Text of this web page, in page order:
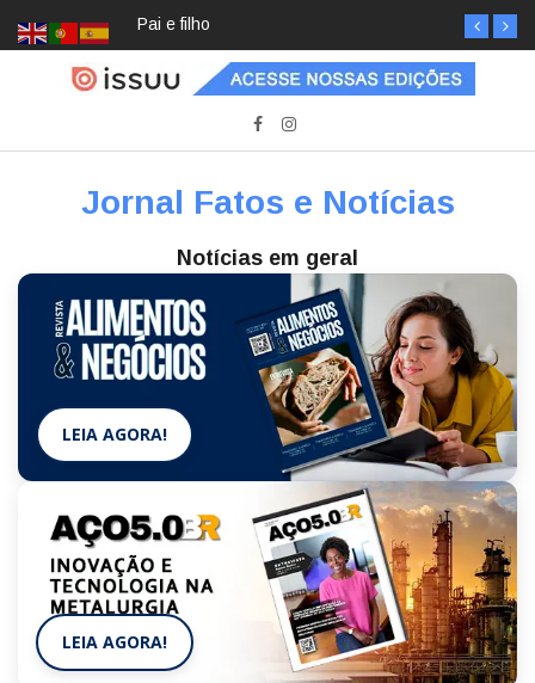
Pai e filho
Jornal Fatos e Notícias
Notícias em geral
LEIA AGORA!
LEIA AGORA!